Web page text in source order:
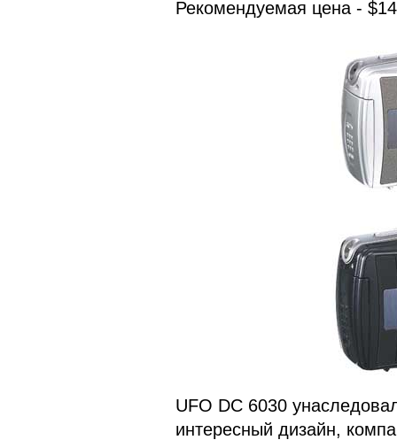
Рекомендуемая цена -
UFO DC 6030
интересный дизайн,